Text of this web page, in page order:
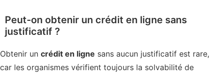
Peut-on obtenir un crédit en ligne sans
justificatif ?
Obtenir un crédit en ligne sans aucun justificatif est rare,
car les organismes vérifient toujours la solvabilité de